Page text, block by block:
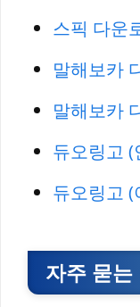
스픽 다운
말해보카
말해보카
듀오링고
듀오링고 (
자주 묻